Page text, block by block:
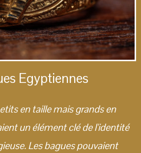
Egyptiennes
en taille mais grands en
un élément clé de l'identité
Les bagues pouvaient